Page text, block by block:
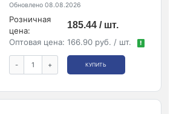
Обновлено 08.08.2026
Розничная
цена:
185.44 / шт.
Оптовая цена: 166.90 руб. / шт. !
- + КУПИТЬ